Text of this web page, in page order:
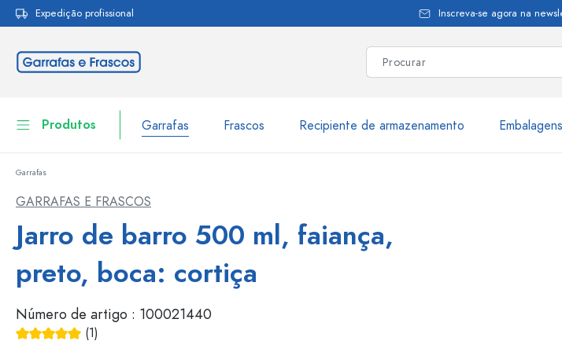
Saltar para a navegação principal
Expedição profissional Inscreva-se agora na
Produtos Garrafas Frascos Recipiente de armazenamento
Frascos
Louça de mesa
Garrafas por marca
Garrafas WECK
Garrafas
GARRAFAS E FRASCOS
Jarro de barro 500 ml, faiança,
preto, boca: cortiça
Número de artigo : 100021440
(1)